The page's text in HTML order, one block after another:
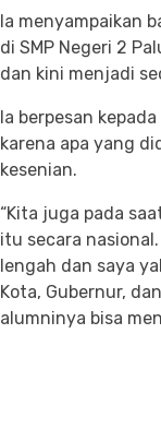
Ia menyampaikan
di SMP Negeri 2
dan kini menjadi
Ia berpesan
karena apa yang
kesenian.
“Kita juga pada
itu secara
lengah dan saya
Kota, Gubernur,
alumninya bisa